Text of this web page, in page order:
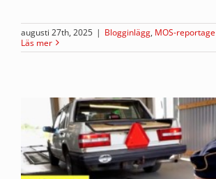
augusti 27th, 2025 | Blogginlägg, MOS-reportage
Läs mer